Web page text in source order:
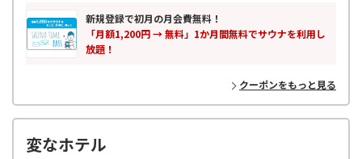
新規登録で初月の月会費無料！
「月額1,200円 → 無料」1か月間無料でサウナを利用し
放題！
クーポンをもっと見る
変なホテル